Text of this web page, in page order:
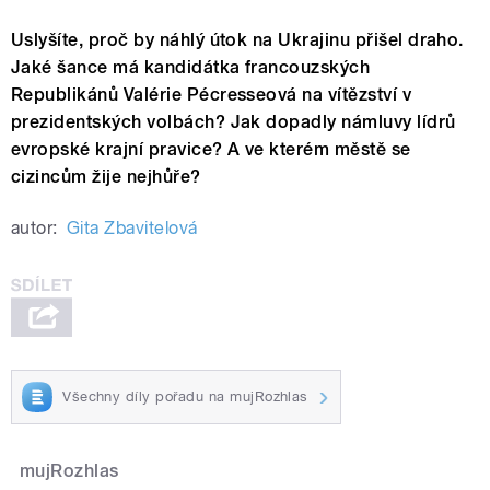
Uslyšíte, proč by náhlý útok na Ukrajinu přišel draho.
Jaké šance má kandidátka francouzských
Republikánů Valérie Pécresseová na vítězství v
prezidentských volbách? Jak dopadly námluvy lídrů
evropské krajní pravice? A ve kterém městě se
cizincům žije nejhůře?
autor: Gita Zbavitelová
Všechny díly pořadu na mujRozhlas
mujRozhlas